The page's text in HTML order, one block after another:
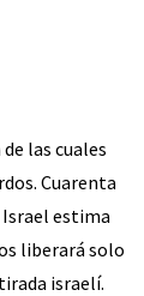
las cuales
Cuarenta
Israel estima
liberará solo
israelí.